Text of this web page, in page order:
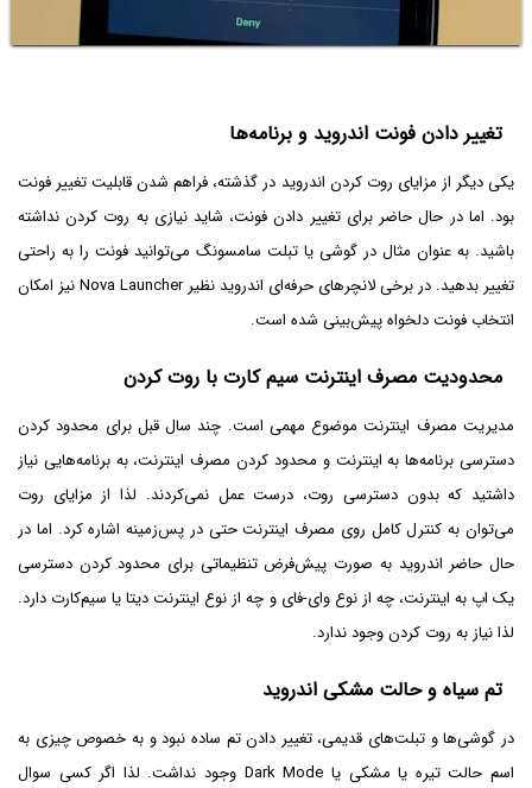
تغییر دادن فونت اندروید و برنامه‌ها
یکی دیگر از مزایای روت کردن اندروید در گذشته، فراهم شدن قابلیت تغییر فونت
بود. اما در حال حاضر برای تغییر دادن فونت، شاید نیازی به روت کردن نداشته
باشید. به عنوان مثال در گوشی یا تبلت سامسونگ می‌توانید فونت را به راحتی
تغییر بدهید. در برخی لانچرهای حرفه‌ای اندروید نظیر Nova Launcher نیز امکان
انتخاب فونت دلخواه پیش‌بینی شده است.
محدودیت مصرف اینترنت سیم کارت با روت کردن
مدیریت مصرف اینترنت موضوع مهمی است. چند سال قبل برای محدود کردن
دسترسی برنامه‌ها به اینترنت و محدود کردن مصرف اینترنت، به برنامه‌هایی نیاز
داشتید که بدون دسترسی روت، درست عمل نمی‌کردند. لذا از مزایای روت
می‌توان به کنترل کامل روی مصرف اینترنت حتی در پس‌زمینه اشاره کرد. اما در
حال حاضر اندروید به صورت پیش‌فرض تنظیماتی برای محدود کردن دسترسی
یک اپ به اینترنت، چه از نوع وای-فای و چه از نوع اینترنت دیتا یا سیم‌کارت دارد.
لذا نیاز به روت کردن وجود ندارد.
تم سیاه و حالت مشکی اندروید
در گوشی‌ها و تبلت‌های قدیمی، تغییر دادن تم ساده نبود و به خصوص چیزی به
اسم حالت تیره یا مشکی یا Dark Mode وجود نداشت. لذا اگر کسی سوال